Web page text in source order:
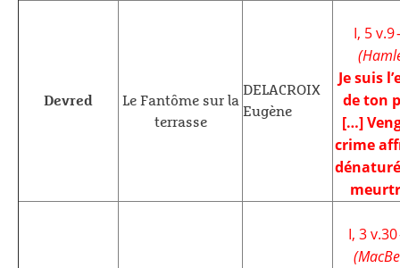
Devred
Le Fantôme sur la
terrasse
DELACROIX
Eugène
I, 5 v.9
Je suis
de ton
[…]
crime
I, 3 v.30